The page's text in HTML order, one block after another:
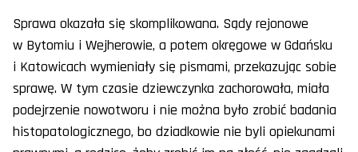
Sprawa okazała się skomplikowana. Sądy rejonowe
w Bytomiu i Wejherowie, a potem okręgowe w Gdańsku
i Katowicach wymieniały się pismami, przekazując sobie
sprawę. W tym czasie dziewczynka zachorowała, miała
podejrzenie nowotworu i nie można było zrobić badania
histopatologicznego, bo dziadkowie nie byli opiekunami